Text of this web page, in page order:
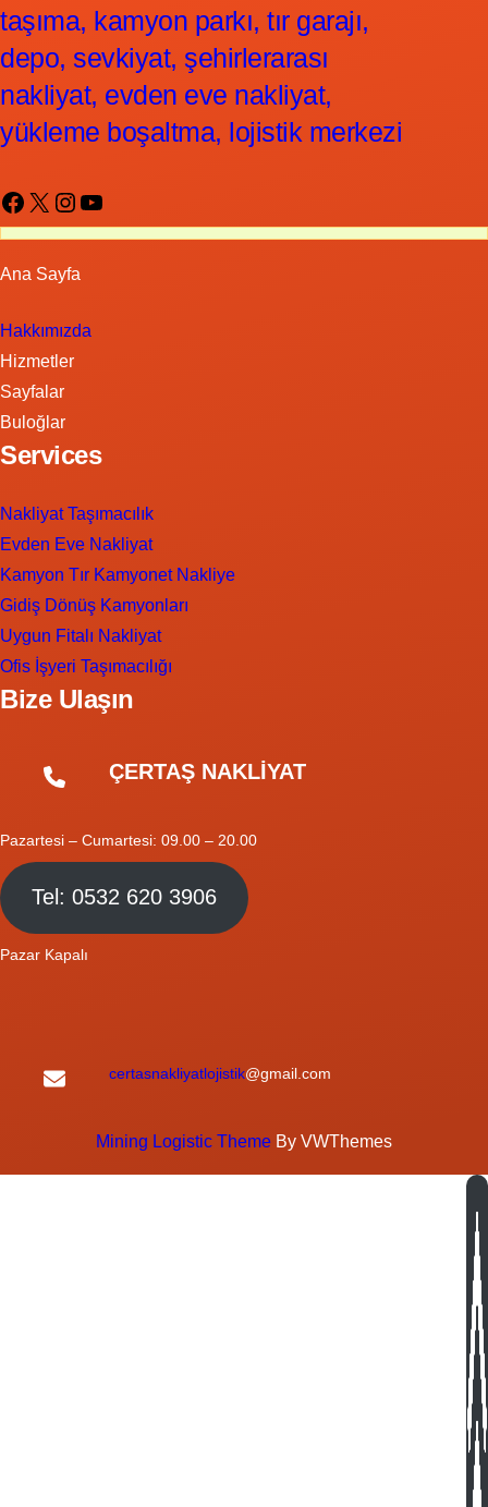
taşıma, kamyon parkı, tır garajı,
depo, sevkiyat, şehirlerarası
nakliyat, evden eve nakliyat,
yükleme boşaltma, lojistik merkezi
Facebook X Instagram YouTube
Ana Sayfa
Hakkımızda
Hizmetler
Sayfalar
Buloğlar
Services
Nakliyat Taşımacılık
Evden Eve Nakliyat
Kamyon Tır Kamyonet Nakliye
Gidiş Dönüş Kamyonları
Uygun Fitalı Nakliyat
Ofis İşyeri Taşımacılığı
Bize Ulaşın
ÇERTAŞ NAKLİYAT
Pazartesi – Cumartesi: 09.00 – 20.00
Tel: 0532 620 3906
Pazar Kapalı
certasnakliyatlojistik@gmail.com
Mining Logistic Theme By VWThemes